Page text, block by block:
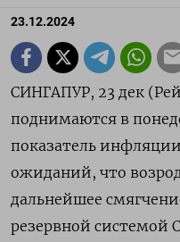
23.12.2024
СИНГАПУР, 23 дек
поднимаются в
показатель
ожиданий, что
дальнейшее
резервной системой